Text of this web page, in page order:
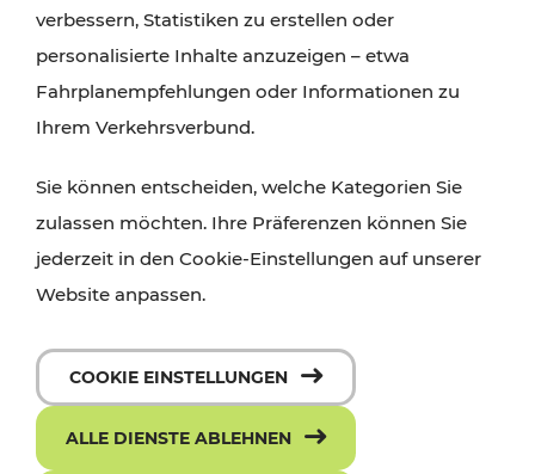
verbessern, Statistiken zu erstellen oder
personalisierte Inhalte anzuzeigen – etwa
Fahrplanempfehlungen oder Informationen zu
Ihrem Verkehrsverbund.
Sie können entscheiden, welche Kategorien Sie
zulassen möchten. Ihre Präferenzen können Sie
jederzeit in den Cookie-Einstellungen auf unserer
Website anpassen.
COOKIE EINSTELLUNGEN
ALLE DIENSTE ABLEHNEN